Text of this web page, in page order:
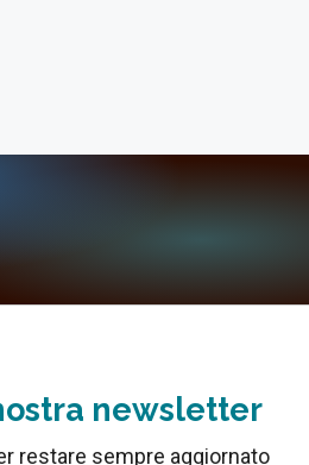
newsletter
restare sempre aggiornato